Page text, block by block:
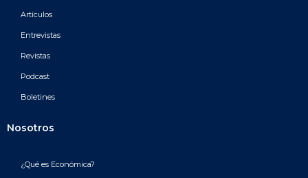
Artículos
Entrevistas
Revistas
Podcast
Boletines
Nosotros
¿Qué es Económica?